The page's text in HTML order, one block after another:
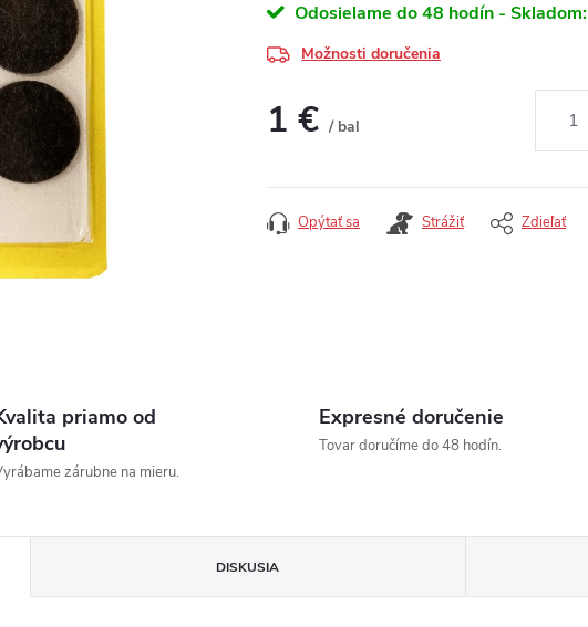
Odosielame do 48 hodín - Skladom:
Možnosti doručenia
1 € / bal
Opýtať sa Strážiť Zdieľať
priamo od
zárubne na mieru.
Expresné doručenie
Tovar doručíme do 48 hodín.
DISKUSIA